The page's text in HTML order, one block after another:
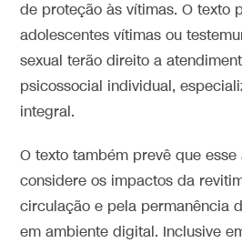
de proteção às vítimas. O texto
adolescentes vítimas ou
sexual terão direito a
psicossocial individual,
integral.
O texto também prevê que esse
considere os impactos da
circulação e pela permanência
em ambiente digital. Inclusive